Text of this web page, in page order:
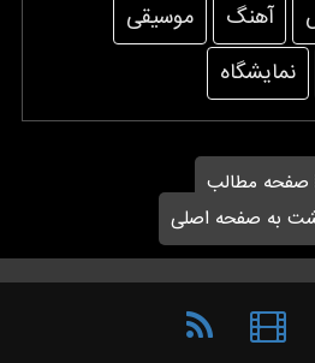
آهنگ
موسیقی
نمایشگاه
صفحه مطالب
به صفحه اصلی